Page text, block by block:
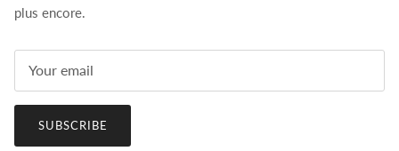
plus encore.
SUBSCRIBE